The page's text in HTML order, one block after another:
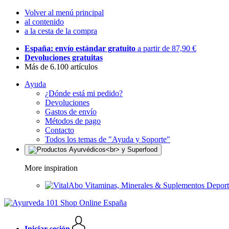
Volver al menú principal
al contenido
a la cesta de la compra
España: envío estándar gratuito a partir de 87,90 €
Devoluciones gratuitas
Más de 6.100 artículos
Ayuda
¿Dónde está mi pedido?
Devoluciones
Gastos de envío
Métodos de pago
Contacto
Todos los temas de "Ayuda y Soporte"
More inspiration
Vitaminas, Minerales & Suplementos